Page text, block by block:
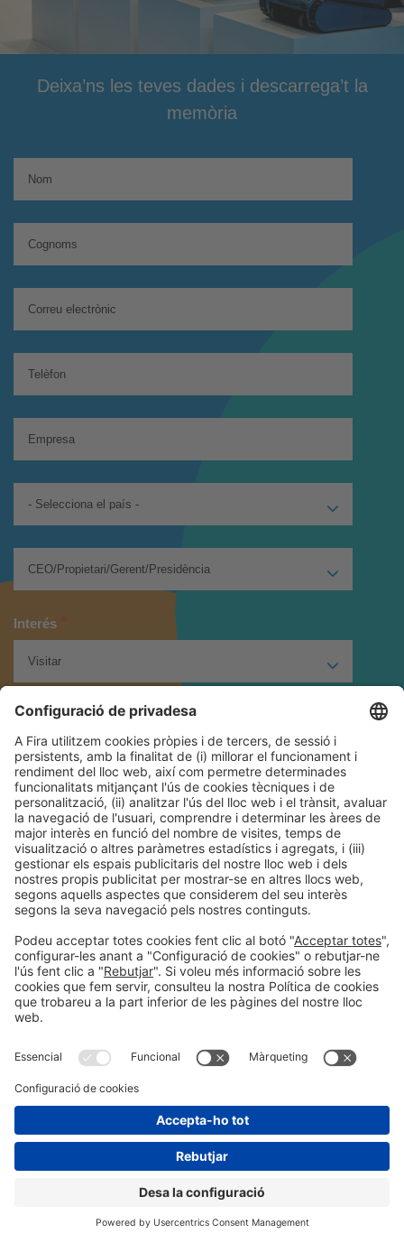
Deixa’ns les teves dades i descarrega’t la
memòria
Interés
He llegit i accepto lapolítica de privacitat *
Ens veiem a les xarxes
@Piscinabarcelona
@Piscinabarcelona
Instagram?